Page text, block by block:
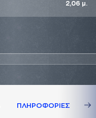
2,06 μ.
ΠΛΗΡΟΦΟΡΙΕΣ